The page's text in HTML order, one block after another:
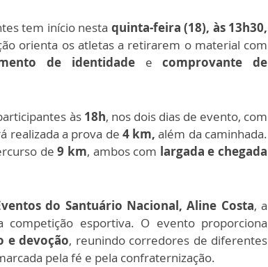
tem início nesta quinta-feira (18), às 13h30,
orienta os atletas a retirarem o material com
de identidade e comprovante de
às 18h, nos dois dias de evento, com
realizada a prova de 4 km,além da caminhada.
de 9 km, ambos com largada e chegada
do Santuário Nacional, Aline Costa, a
competição esportiva. O evento proporciona
e devoção, reunindo corredores de diferentes
pela fé e pela confraternização.